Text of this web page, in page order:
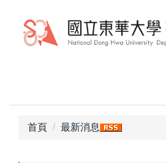
首頁 最新消息